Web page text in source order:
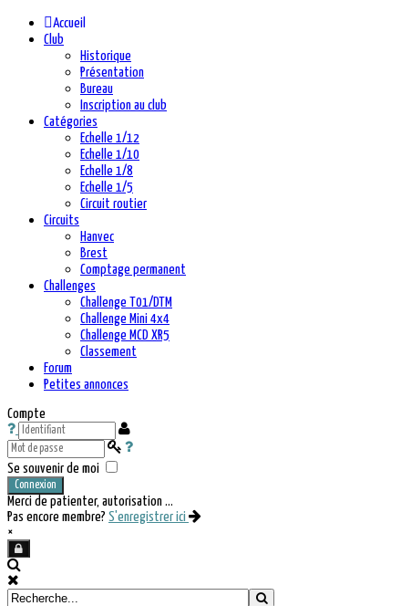
Accueil
Club
Historique
Présentation
Bureau
Inscription au club
Catégories
Echelle 1/12
Echelle 1/10
Echelle 1/8
Echelle 1/5
Circuit routier
Circuits
Hanvec
Brest
Comptage permanent
Challenges
Challenge T01/DTM
Challenge Mini 4x4
Challenge MCD XR5
Classement
Forum
Petites annonces
Compte
Se souvenir de moi
Connexion
Merci de patienter, autorisation ...
Pas encore membre? S'enregistrer ici
×
précédente
précédent
suivante
suivant